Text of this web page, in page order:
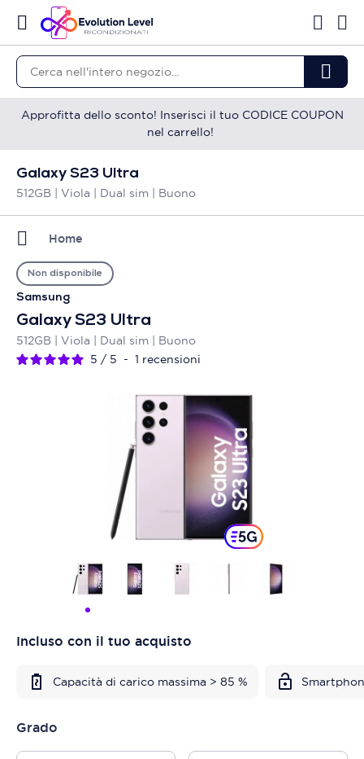
Approfitta dello sconto! Inserisci il tuo CODICE COUPON
nel carrello!
Galaxy S23 Ultra
512GB | Viola | Dual sim | Buono
Home
Samsung
Galaxy S23 Ultra
512GB | Viola | Dual sim | Buono
5 / 5 - 1 recensioni
Non disponibile
Incluso con il tuo acquisto
Capacità di carico massima > 85 %
Grado